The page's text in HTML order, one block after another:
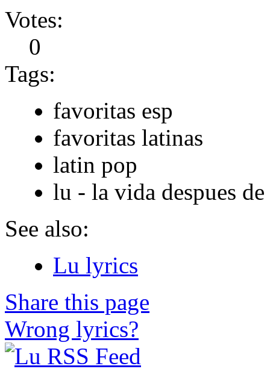
Votes:
0
Tags:
favoritas esp
favoritas latinas
latin pop
lu - la vida despues
See also:
Lu lyrics
Share this page
Wrong lyrics?